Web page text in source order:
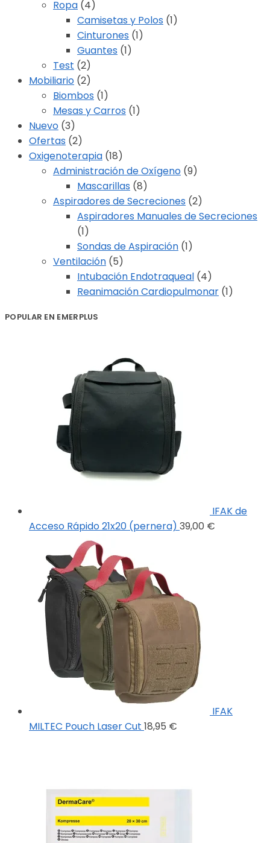
Ropa (4)
Camisetas y Polos (1)
Cinturones (1)
Guantes (1)
Test (2)
Mobiliario (2)
Biombos (1)
Mesas y Carros (1)
Nuevo (3)
Ofertas (2)
Oxigenoterapia (18)
Administración de Oxígeno (9)
Mascarillas (8)
Aspiradores de Secreciones (2)
Aspiradores Manuales de Secreciones
(1)
Sondas de Aspiración (1)
Ventilación (5)
Intubación Endotraqueal (4)
Reanimación Cardiopulmonar (1)
POPULAR EN EMERPLUS
IFAK de
Acceso Rápido 21x20 (pernera) 39,00 €
IFAK
MILTEC Pouch Laser Cut 18,95 €